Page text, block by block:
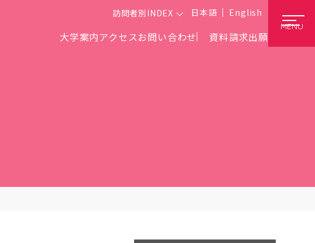
訪問者別INDEX 日本語 English
大学案内アクセスお問い合わせ 資料請求出願
MENU